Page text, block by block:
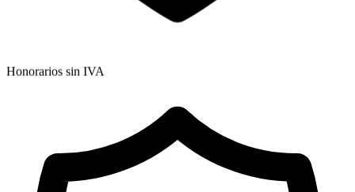
Honorarios sin IVA